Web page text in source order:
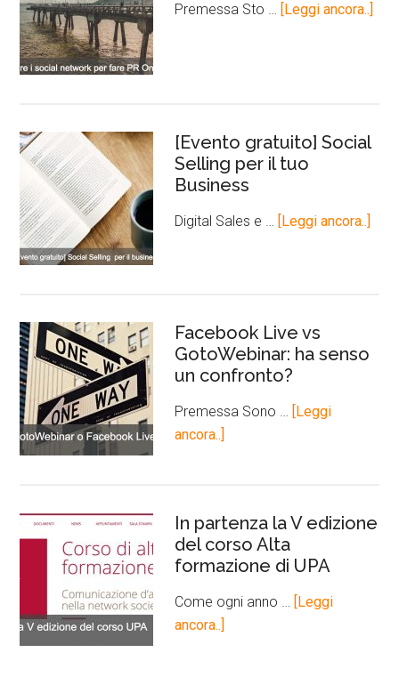
Premessa Sto … [Leggi ancora..]
[Evento gratuito] Social
Selling per il tuo
Business
Digital Sales e … [Leggi ancora..]
Facebook Live vs
GotoWebinar: ha senso
un confronto?
Premessa Sono …
[Leggi
ancora..]
In partenza la V edizione
del corso Alta
formazione di UPA
Come ogni anno …
[Leggi
ancora..]